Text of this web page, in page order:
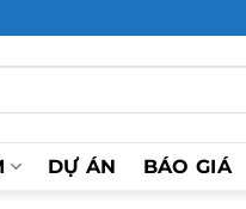
DỰ ÁN BÁO GIÁ